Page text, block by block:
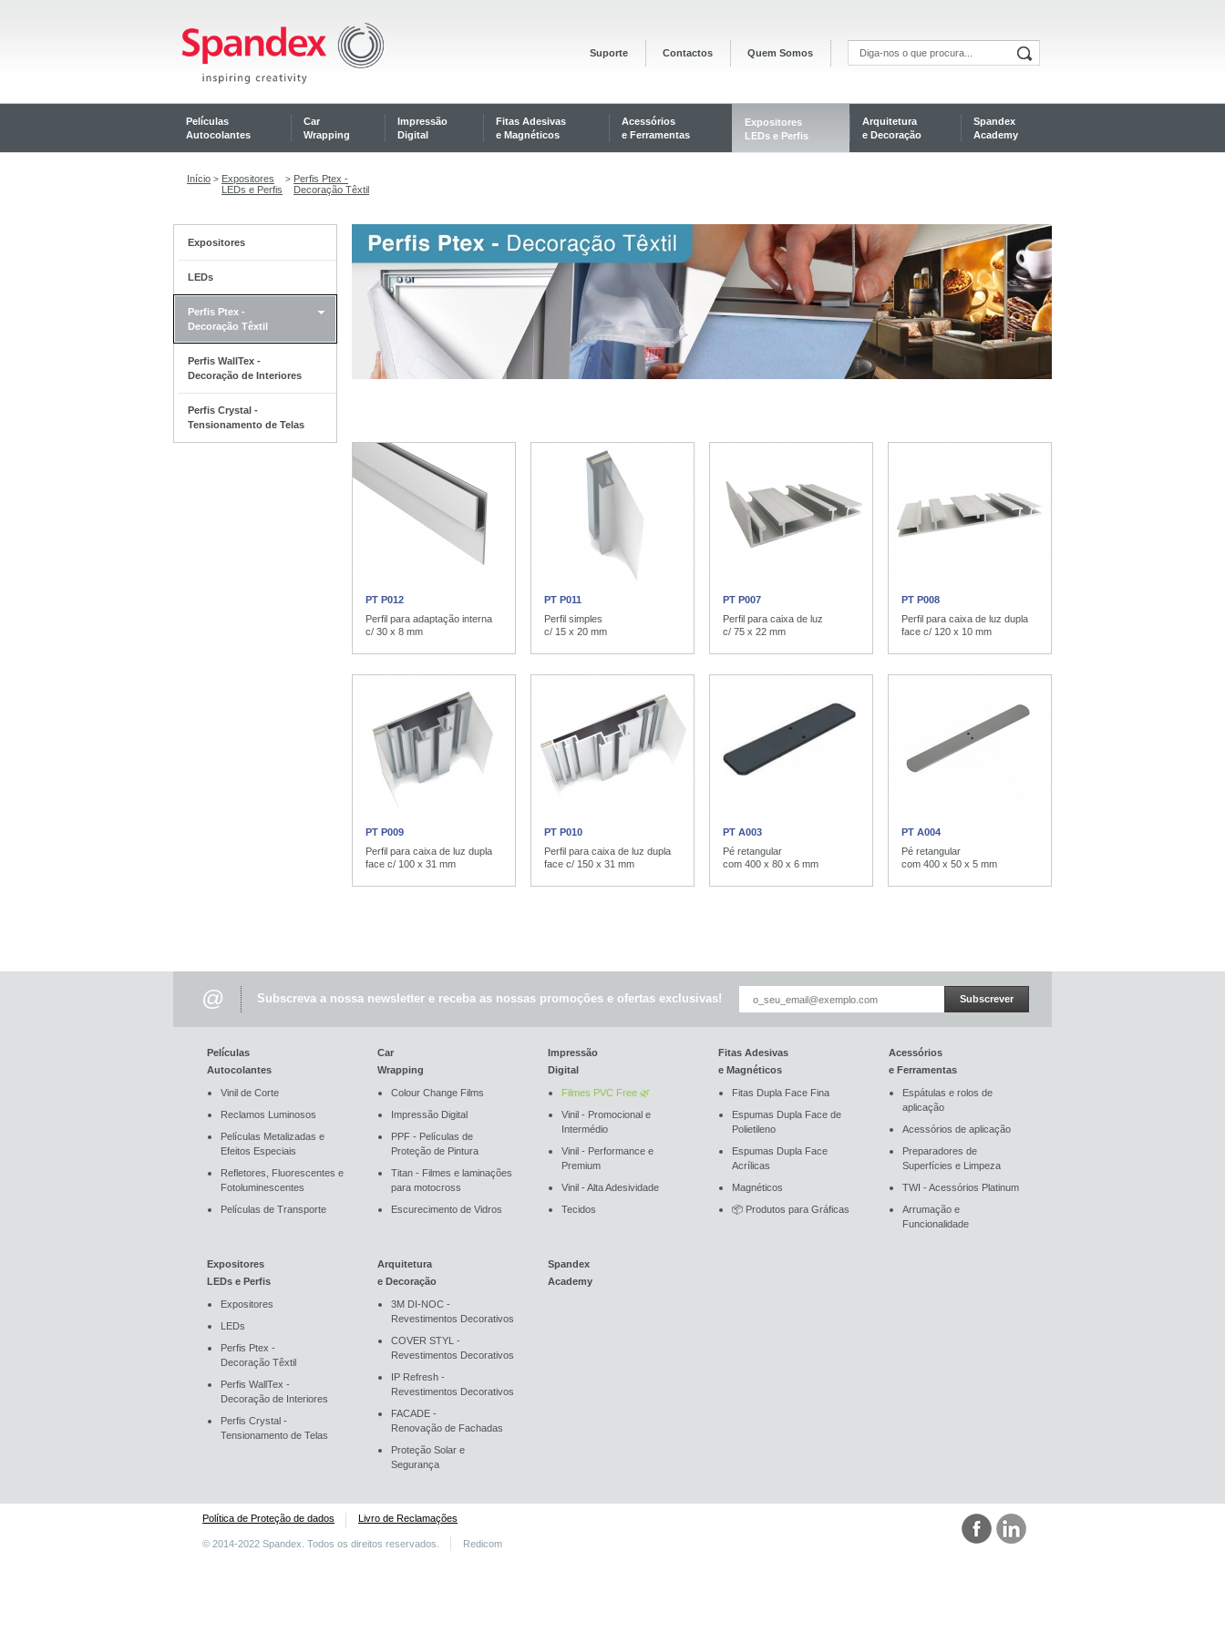
Suporte Contactos Quem Somos
Películas
Autocolantes
Car
Wrapping
Impressão
Digital
Fitas Adesivas
e Magnéticos
Acessórios
e Ferramentas
Expositores
LEDs e Perfis
Arquitetura
e Decoração
Spandex
Academy
Início > Expositores
LEDs e Perfis
> Perfis Ptex -
Decoração Têxtil
Expositores
LEDs
Perfis Ptex -
Decoração Têxtil
Perfis WallTex -
Decoração de Interiores
Perfis Crystal -
Tensionamento de Telas
PT P012
Perfil para adaptação interna
c/ 30 x 8 mm
PT P011
Perfil simples
c/ 15 x 20 mm
PT P007
Perfil para caixa de luz
c/ 75 x 22 mm
PT P008
Perfil para caixa de luz dupla
face c/ 120 x 10 mm
PT P009
Perfil para caixa de luz dupla
face c/ 100 x 31 mm
PT P010
Perfil para caixa de luz dupla
face c/ 150 x 31 mm
PT A003
Pé retangular
com 400 x 80 x 6 mm
PT A004
Pé retangular
com 400 x 50 x 5 mm
@ Subscreva a nossa newsletter e receba as nossas promoções e ofertas exclusivas! Subscrever
Películas
Autocolantes
Vinil de Corte
Reclamos Luminosos
Películas Metalizadas e
Efeitos Especiais
Refletores, Fluorescentes e
Fotoluminescentes
Películas de Transporte
Car
Wrapping
Colour Change Films
Impressão Digital
PPF - Películas de
Proteção de Pintura
Titan - Filmes e laminações
para motocross
Escurecimento de Vidros
Impressão
Digital
Filmes PVC Free 🌿
Vinil - Promocional e
Intermédio
Vinil - Performance e
Premium
Vinil - Alta Adesividade
Tecidos
Fitas Adesivas
e Magnéticos
Fitas Dupla Face Fina
Espumas Dupla Face de
Polietileno
Espumas Dupla Face
Acrílicas
Magnéticos
📦 Produtos para Gráficas
Acessórios
e Ferramentas
Espátulas e rolos de
aplicação
Acessórios de aplicação
Preparadores de
Superfícies e Limpeza
TWI - Acessórios Platinum
Arrumação e
Funcionalidade
Expositores
LEDs e Perfis
Expositores
LEDs
Perfis Ptex -
Decoração Têxtil
Perfis WallTex -
Decoração de Interiores
Perfis Crystal -
Tensionamento de Telas
Arquitetura
e Decoração
3M DI-NOC -
Revestimentos Decorativos
COVER STYL -
Revestimentos Decorativos
IP Refresh -
Revestimentos Decorativos
FACADE -
Renovação de Fachadas
Proteção Solar e
Segurança
Spandex
Academy
Política de Proteção de dados Livro de Reclamações
© 2014-2022 Spandex. Todos os direitos reservados. Redicom